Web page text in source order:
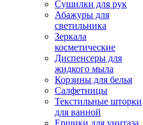
Сушилки для рук
Абажуры для
светильника
Зеркала
косметические
Диспенсеры для
жидкого мыла
Корзины для белья
Салфетницы
Текстильные шторки
для ванной
Ершики для унитаза